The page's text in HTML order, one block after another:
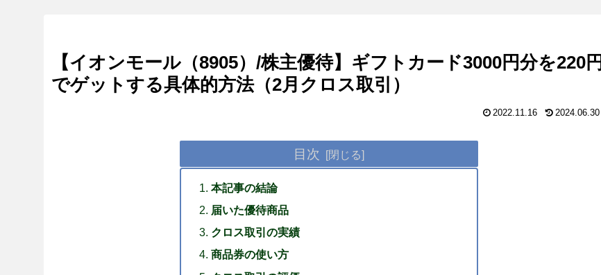
【イオンモール（8905）/株主優待】ギフトカード3000円分を220円
でゲットする具体的方法（2月クロス取引）
2022.11.16 2024.06.30
目次
本記事の結論
届いた優待商品
クロス取引の実績
商品券の使い方